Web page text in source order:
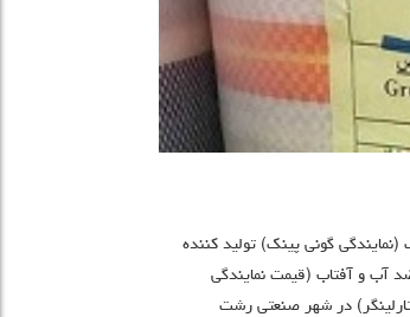
گونی پینک) توليد کننده
آب و آفتاب (قیمت نمایندگی
اروپایی (استارلينگر) در شهر صنعتی رشت